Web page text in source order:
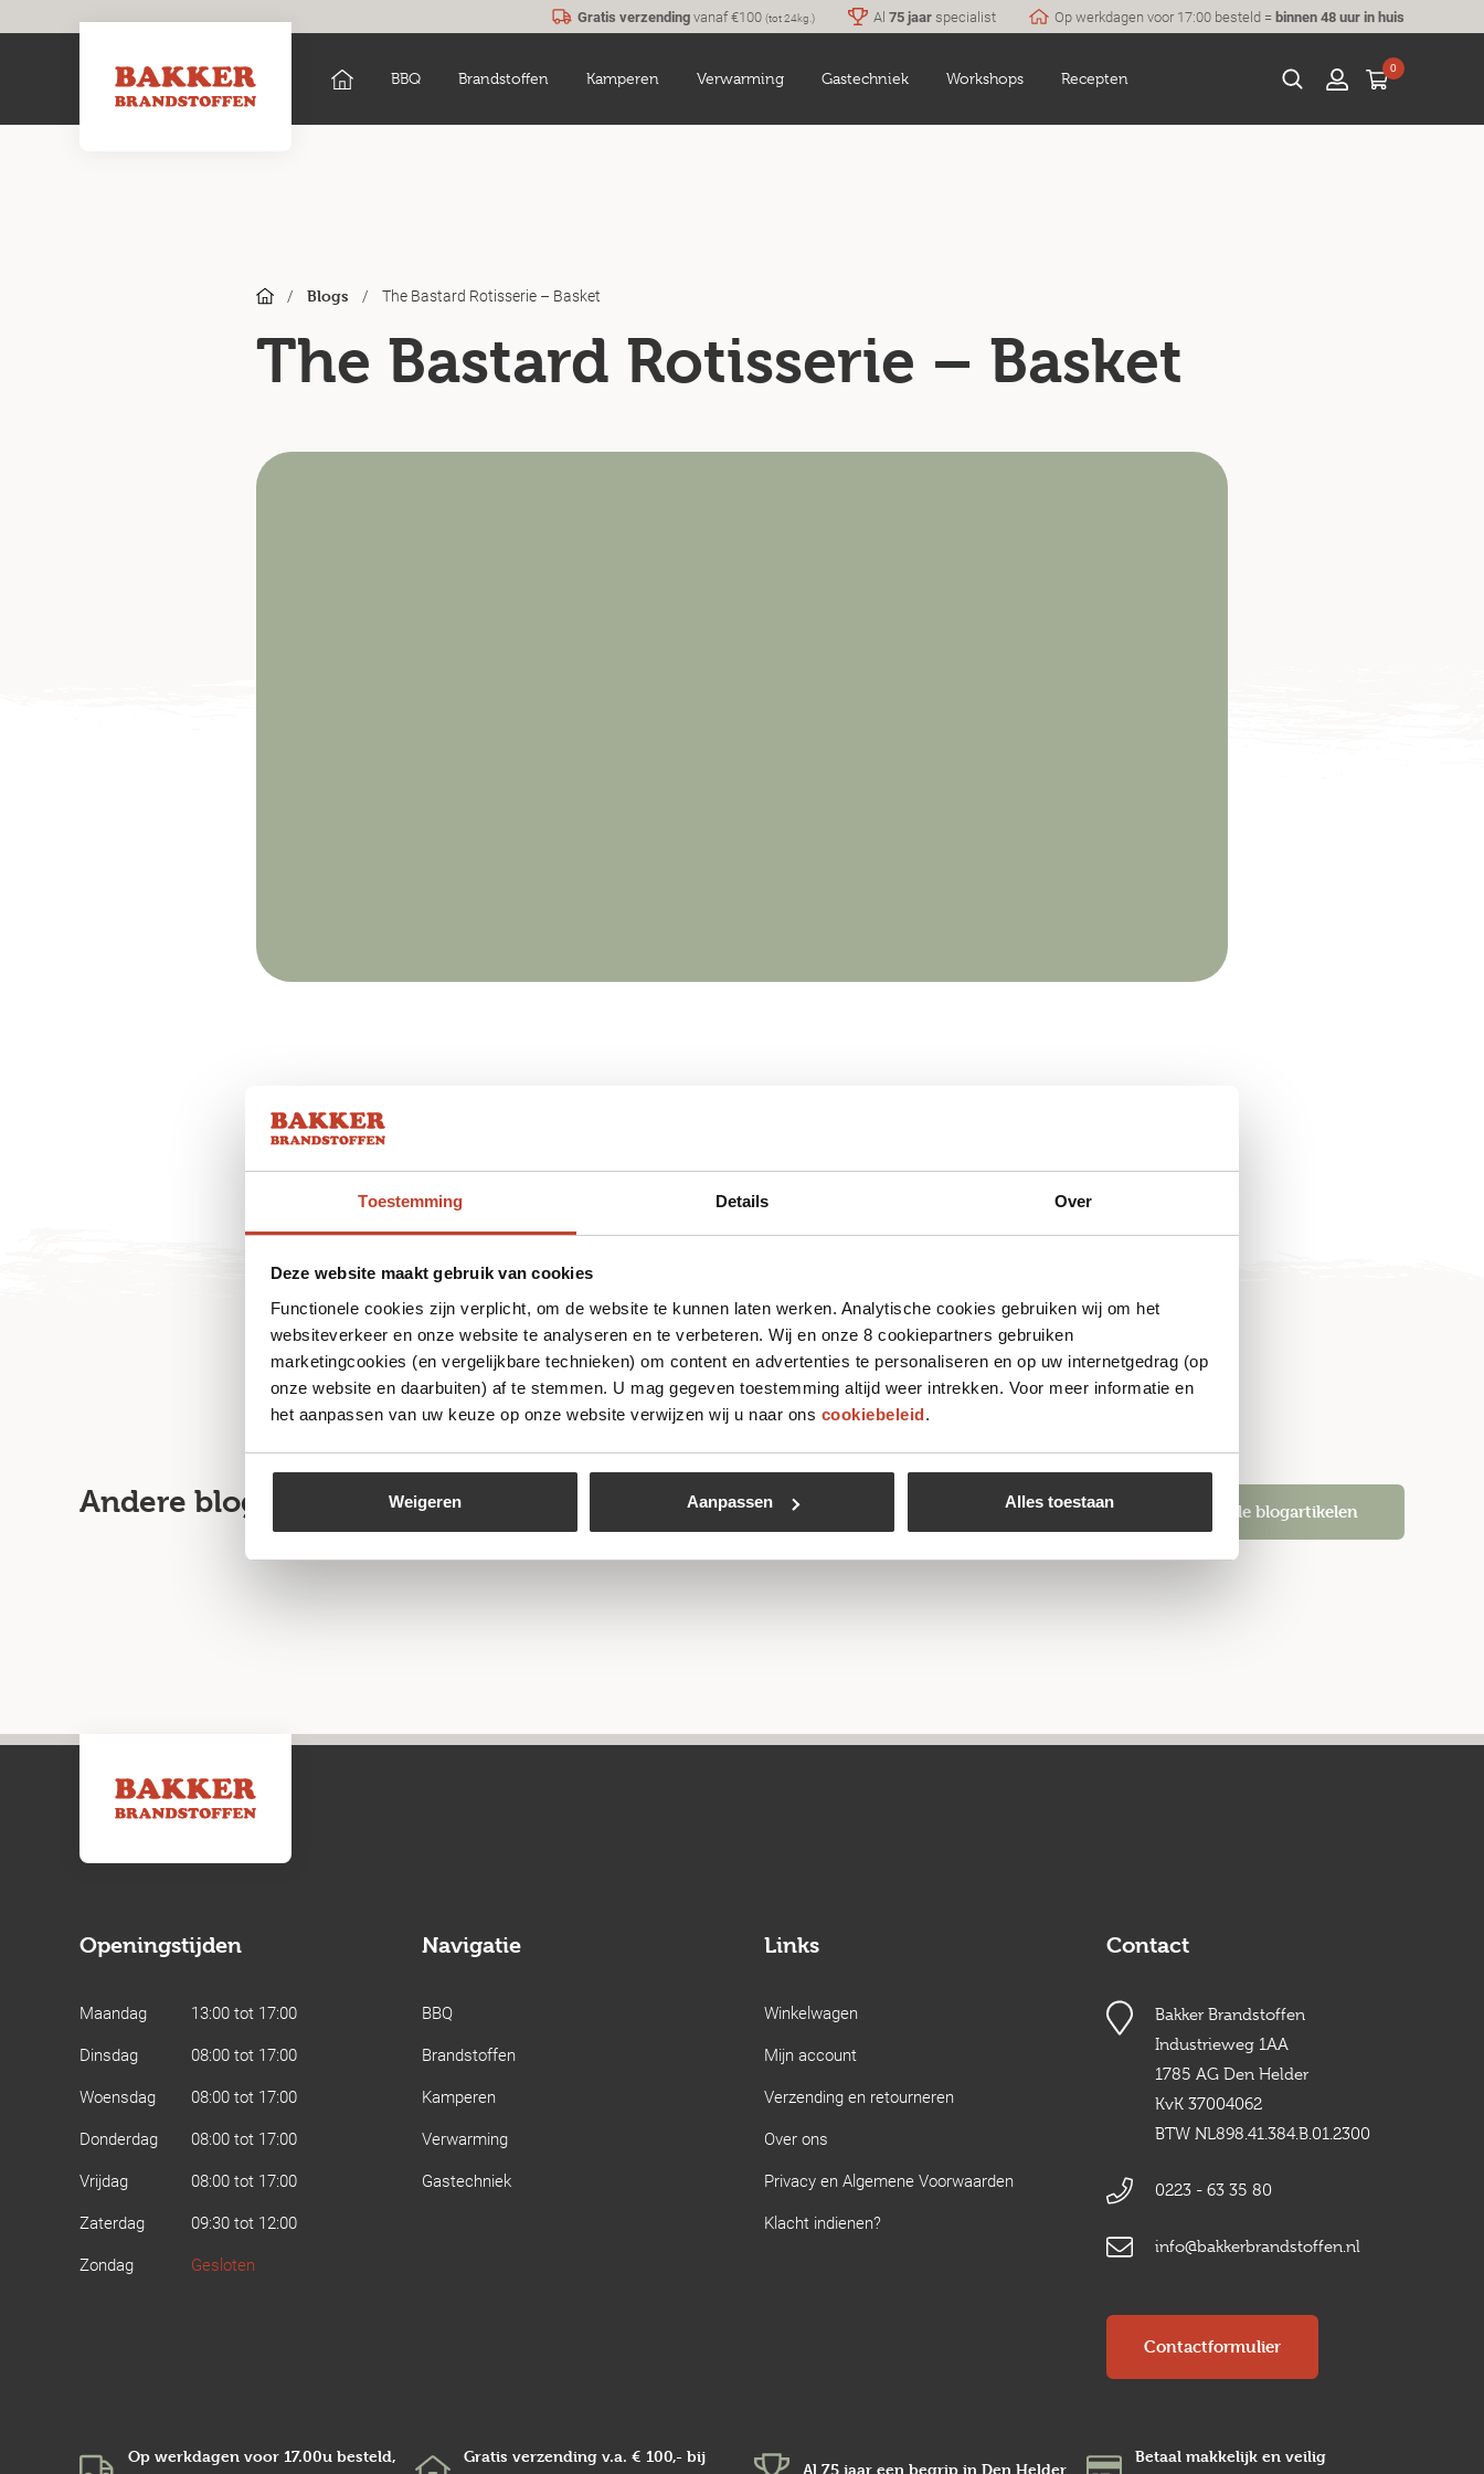
Toestemming Details Over
Deze website maakt gebruik van cookies
Functionele cookies zijn verplicht, om de website te kunnen laten werken. Analytische cookies gebruiken wij om het
websiteverkeer en onze website te analyseren en te verbeteren. Wij en onze 8 cookiepartners gebruiken
marketingcookies (en vergelijkbare technieken) om content en advertenties te personaliseren en op uw internetgedrag (op
onze website en daarbuiten) af te stemmen. U mag gegeven toestemming altijd weer intrekken. Voor meer informatie en
het aanpassen van uw keuze op onze website verwijzen wij u naar ons cookiebeleid.
Weigeren Aanpassen Alles toestaan
Gratis verzendingvanaf €100 (tot 24kg.) Al 75 jaarspecialist Op werkdagen voor 17:00 besteld =binnen 48 uur in huis
BBQ Brandstoffen Kamperen Verwarming Gastechniek Workshops Recepten
0
/ Blogs / The Bastard Rotisserie – Basket
The Bastard Rotisserie – Basket
Andere blogartikelen Alle blogartikelen
Openingstijden
Maandag
13:00 tot 17:00
Dinsdag
08:00 tot 17:00
Woensdag
08:00 tot 17:00
Donderdag
08:00 tot 17:00
Vrijdag
08:00 tot 17:00
Zaterdag
09:30 tot 12:00
Zondag
Gesloten
Navigatie
BBQ
Brandstoffen
Kamperen
Verwarming
Gastechniek
Links
Winkelwagen
Mijn account
Verzending en retourneren
Over ons
Privacy en Algemene Voorwaarden
Klacht indienen?
Contact
Bakker Brandstoffen
Industrieweg 1AA
1785 AG Den Helder
KvK 37004062
BTW NL898.41.384.B.01.2300
0223 - 63 35 80
info@bakkerbrandstoffen.nl
Contactformulier
Op werkdagen voor 17.00u besteld,
Gratis verzending v.a. € 100,- bij
Al 75 jaar een begrip in Den Helder
Betaal makkelijk en veilig